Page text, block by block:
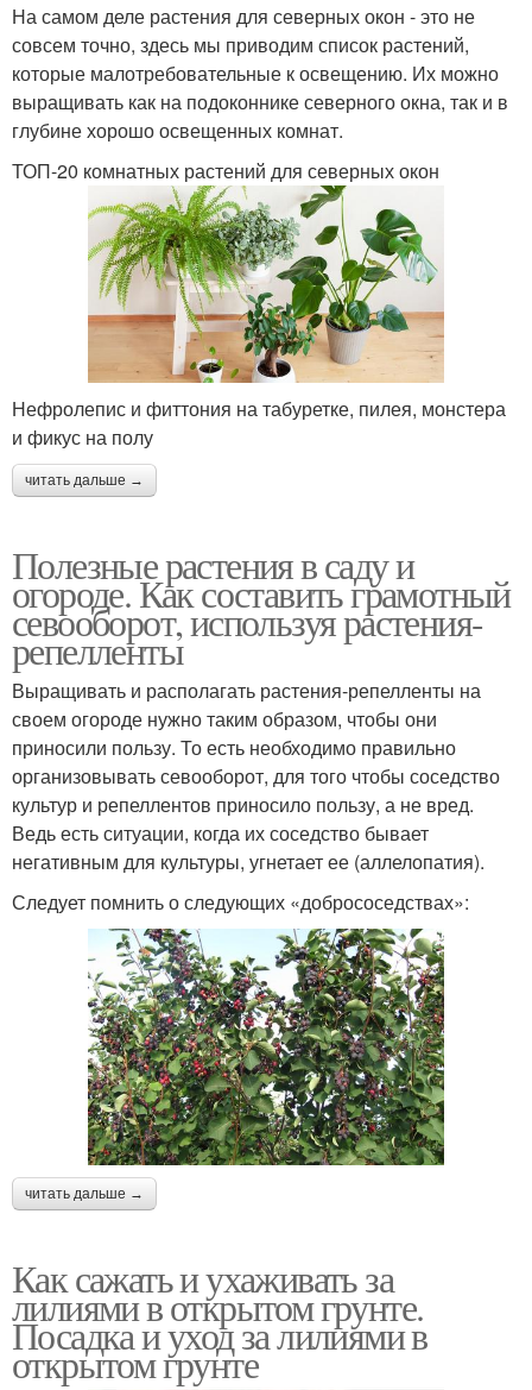
На самом деле растения для северных окон - это не
совсем точно, здесь мы приводим список растений,
которые малотребовательные к освещению. Их можно
выращивать как на подоконнике северного окна, так и в
глубине хорошо освещенных комнат.
ТОП-20 комнатных растений для северных окон
Нефролепис и фиттония на табуретке, пилея, монстера
и фикус на полу
читать дальше →
Полезные растения в саду и
огороде. Как составить грамотный
севооборот, используя растения-
репелленты
Выращивать и располагать растения-репелленты на
своем огороде нужно таким образом, чтобы они
приносили пользу. То есть необходимо правильно
организовывать севооборот, для того чтобы соседство
культур и репеллентов приносило пользу, а не вред.
Ведь есть ситуации, когда их соседство бывает
негативным для культуры, угнетает ее (аллелопатия).
Следует помнить о следующих «добрососедствах»:
читать дальше →
Как сажать и ухаживать за
лилиями в открытом грунте.
Посадка и уход за лилиями в
открытом грунте